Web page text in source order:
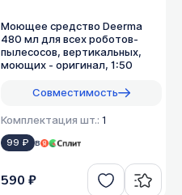
Моющее средство Deerma
480 мл для всех роботов-
пылесосов, вертикальных,
моющих - оригинал, 1:50
Совместимость
Комплектация шт.: 1
99 ₽ в
590 ₽